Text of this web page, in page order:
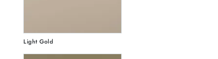
Light Gold